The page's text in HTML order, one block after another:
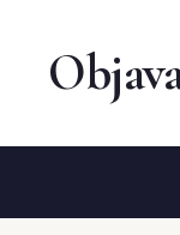
vsebino